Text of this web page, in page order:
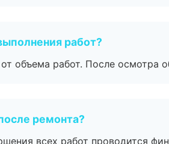
работ?
объема работ. После осмотра
ремонта?
всех работ проводится